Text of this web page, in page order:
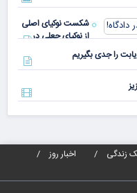
شکست نوکیای اصلی
از نوکیای جعلی در
دادگاه!
را جدی بگیریم
زندگی
اخبار روز